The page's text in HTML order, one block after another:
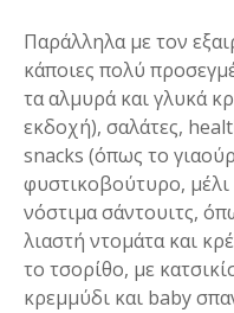
Παράλληλα με τον
κάποιες πολύ
τα αλμυρά και γλυκά
εκδοχή), σαλάτες,
snacks (όπως το
φυστικοβούτυρο,
νόστιμα σάντουιτς,
λιαστή ντομάτα και
το τσορίθο, με
κρεμμύδι και baby